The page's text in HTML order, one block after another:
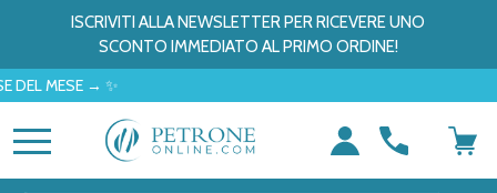
ISCRIVITI ALLA NEWSLETTER PER RICEVERE UNO
SCONTO IMMEDIATO AL PRIMO ORDINE!
→ ✨